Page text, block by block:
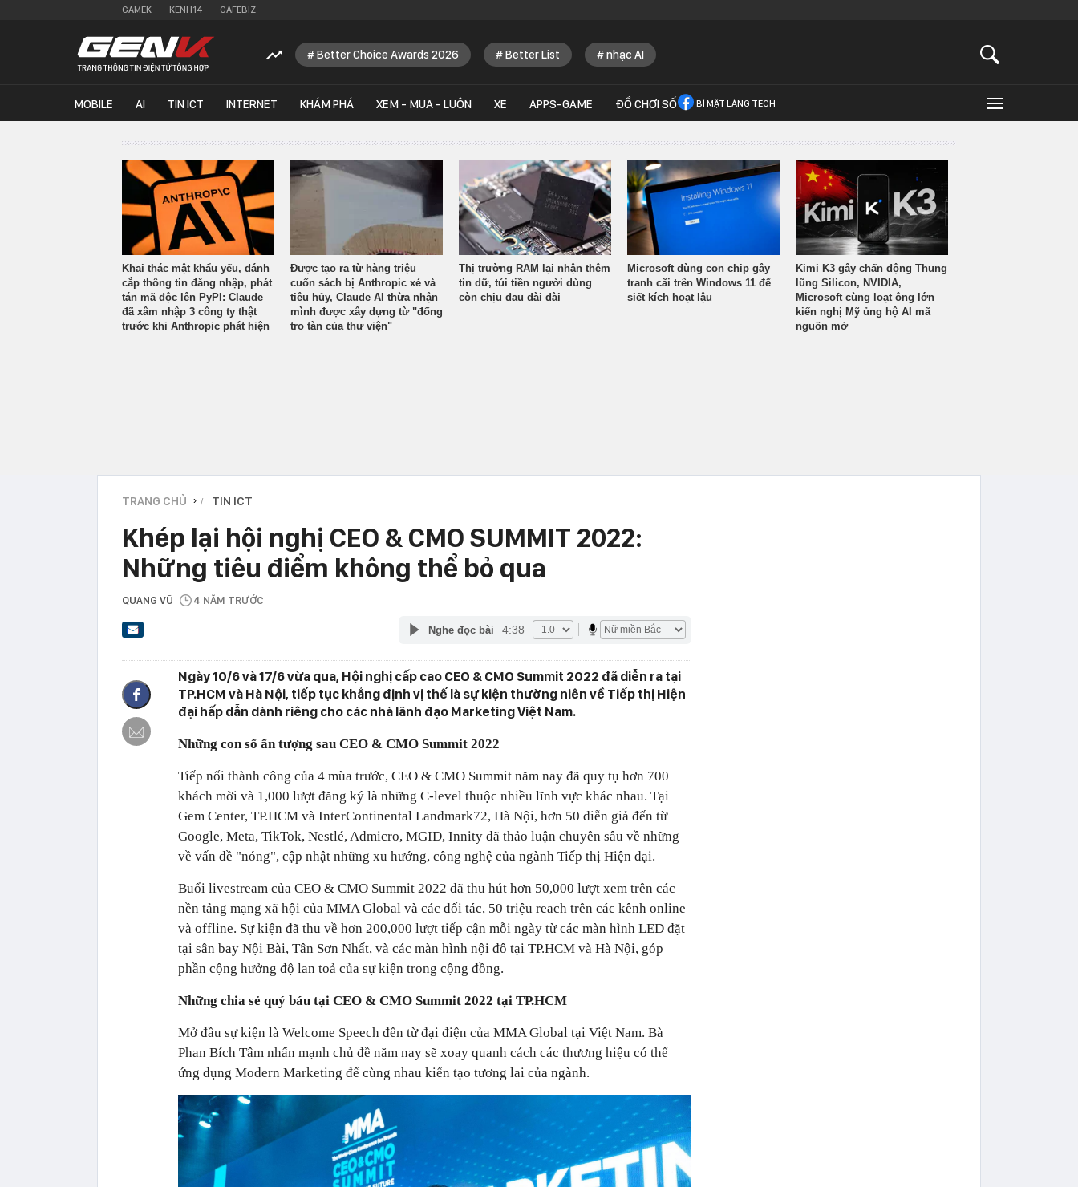
GAMEK KENH14 CAFEBIZ
Better Choice Awards 2026 Better List nhạc AI
MOBILE AI TIN ICT INTERNET KHÁM PHÁ XEM - MUA - LUÔN XE APPS-GAME ĐỒ CHƠI SỐ BÍ MẬT LÀNG TECH
Khai thác mật khẩu yếu, đánh
cắp thông tin đăng nhập, phát
tán mã độc lên PyPI: Claude
đã xâm nhập 3 công ty thật
trước khi Anthropic phát hiện
Được tạo ra từ hàng triệu
cuốn sách bị Anthropic xé và
tiêu hủy, Claude AI thừa nhận
mình được xây dựng từ "đống
tro tàn của thư viện"
Thị trường RAM lại nhận thêm
tin dữ, túi tiền người dùng
còn chịu đau dài dài
Microsoft dùng con chip gây
tranh cãi trên Windows 11 để
siết kích hoạt lậu
Kimi K3 gây chấn động Thung
lũng Silicon, NVIDIA,
Microsoft cùng loạt ông lớn
kiến nghị Mỹ ủng hộ AI mã
nguồn mở
TRANG CHỦ › TIN ICT
Khép lại hội nghị CEO & CMO SUMMIT 2022:
Những tiêu điểm không thể bỏ qua
QUANG VŨ 4 NĂM TRƯỚC
Nghe đọc bài 4:38
Ngày 10/6 và 17/6 vừa qua, Hội nghị cấp cao CEO & CMO Summit 2022 đã diễn ra tại
TP.HCM và Hà Nội, tiếp tục khẳng định vị thế là sự kiện thường niên về Tiếp thị Hiện
đại hấp dẫn dành riêng cho các nhà lãnh đạo Marketing Việt Nam.
Những con số ấn tượng sau CEO & CMO Summit 2022
Tiếp nối thành công của 4 mùa trước, CEO & CMO Summit năm nay đã quy tụ hơn 700
khách mời và 1,000 lượt đăng ký là những C-level thuộc nhiều lĩnh vực khác nhau. Tại
Gem Center, TP.HCM và InterContinental Landmark72, Hà Nội, hơn 50 diễn giả đến từ
Google, Meta, TikTok, Nestlé, Admicro, MGID, Innity đã thảo luận chuyên sâu về những
về vấn đề "nóng", cập nhật những xu hướng, công nghệ của ngành Tiếp thị Hiện đại.
Buổi livestream của CEO & CMO Summit 2022 đã thu hút hơn 50,000 lượt xem trên các
nền tảng mạng xã hội của MMA Global và các đối tác, 50 triệu reach trên các kênh online
và offline. Sự kiện đã thu về hơn 200,000 lượt tiếp cận mỗi ngày từ các màn hình LED đặt
tại sân bay Nội Bài, Tân Sơn Nhất, và các màn hình nội đô tại TP.HCM và Hà Nội, góp
phần cộng hưởng độ lan toả của sự kiện trong cộng đồng.
Những chia sẻ quý báu tại CEO & CMO Summit 2022 tại TP.HCM
Mở đầu sự kiện là Welcome Speech đến từ đại điện của MMA Global tại Việt Nam. Bà
Phan Bích Tâm nhấn mạnh chủ đề năm nay sẽ xoay quanh cách các thương hiệu có thể
ứng dụng Modern Marketing để cùng nhau kiến tạo tương lai của ngành.